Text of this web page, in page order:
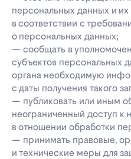
персональных данных и
в соответствии с
о персональных данных;
— сообщать в
субъектов персональных
органа необходимую
с даты получения такого
— публиковать или иным
неограниченный доступ к
в отношении обработки
— принимать правовые,
и технические меры для